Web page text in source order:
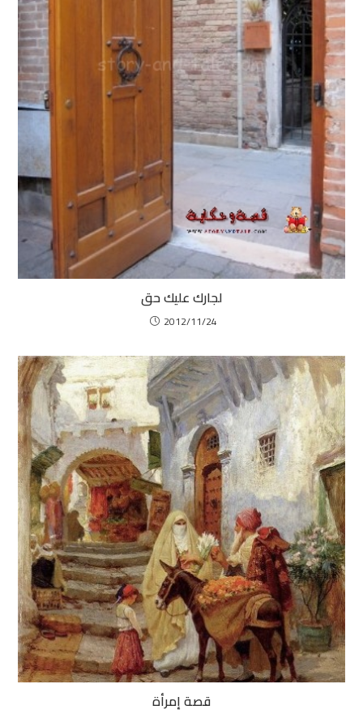
لجارك عليك حق
2012/11/24
قصة إمرأة